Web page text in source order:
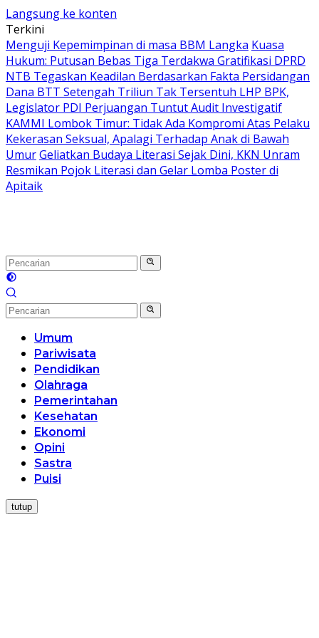
Langsung ke konten
Terkini
Menguji Kepemimpinan di masa BBM Langka Kuasa
Hukum: Putusan Bebas Tiga Terdakwa Gratifikasi DPRD
NTB Tegaskan Keadilan Berdasarkan Fakta Persidangan
Dana BTT Setengah Triliun Tak Tersentuh LHP BPK,
Legislator PDI Perjuangan Tuntut Audit Investigatif
KAMMI Lombok Timur: Tidak Ada Kompromi Atas Pelaku
Kekerasan Seksual, Apalagi Terhadap Anak di Bawah
UmurGeliatkan Budaya Literasi Sejak Dini, KKN Unram
Resmikan Pojok Literasi dan Gelar Lomba Poster di
Apitaik
Umum
Pariwisata
Pendidikan
Olahraga
Pemerintahan
Kesehatan
Ekonomi
Opini
Sastra
Puisi
tutup